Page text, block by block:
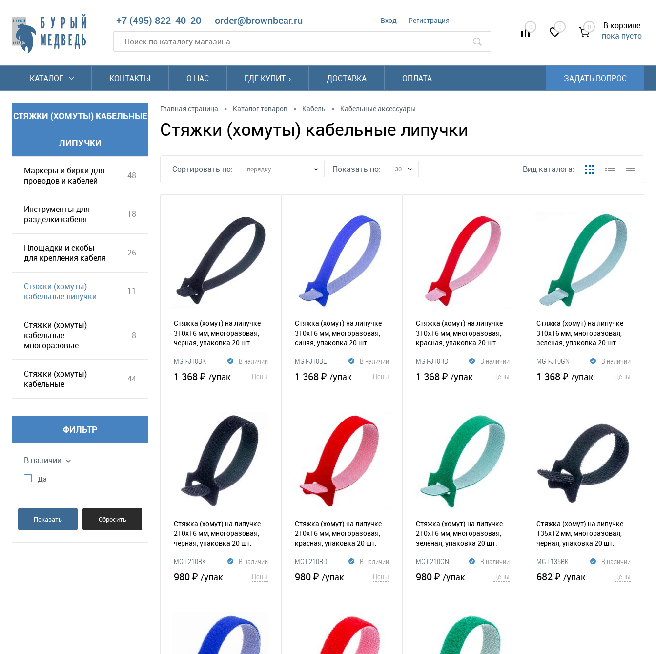
+7 (495) 822-40-20 order@brownbear.ru Вход Регистрация
0 0 0
В корзине
пока пусто
КАТАЛОГ КОНТАКТЫ О НАС ГДЕ КУПИТЬ ДОСТАВКА ОПЛАТА ЗАДАТЬ ВОПРОС
СТЯЖКИ (ХОМУТЫ) КАБЕЛЬНЫЕ
ЛИПУЧКИ
Маркеры и бирки для
проводов и кабелей
48
Инструменты для
разделки кабеля
18
Площадки и скобы
для крепления кабеля
26
Стяжки (хомуты)
кабельные липучки
11
Стяжки (хомуты)
кабельные
многоразовые
8
Стяжки (хомуты)
кабельные
44
ФИЛЬТР
В наличии
Да
Показать Сбросить
Главная страница • Каталог товаров • Кабель • Кабельные аксессуары
Стяжки (хомуты) кабельные липучки
Сортировать по: порядку Показать по: 30 Вид каталога:
Стяжка (хомут) на липучке
310х16 мм, многоразовая,
черная, упаковка 20 шт.
В наличии
MGT-310BK
1 368 ₽ /упак Цены
В избранное Сравнение
Стяжка (хомут) на липучке
310х16 мм, многоразовая,
синяя, упаковка 20 шт.
В наличии
MGT-310BE
1 368 ₽ /упак Цены
В избранное Сравнение
Стяжка (хомут) на липучке
310х16 мм, многоразовая,
красная, упаковка 20 шт.
В наличии
MGT-310RD
1 368 ₽ /упак Цены
В избранное Сравнение
Стяжка (хомут) на липучке
310х16 мм, многоразовая,
зеленая, упаковка 20 шт.
В наличии
MGT-310GN
1 368 ₽/упак Цены
В избранное Сравнение
Стяжка (хомут) на липучке
210х16 мм, многоразовая,
черная, упаковка 20 шт.
В наличии
MGT-210BK
980 ₽ /упак Цены
В избранное Сравнение
Стяжка (хомут) на липучке
210х16 мм, многоразовая,
красная, упаковка 20 шт.
В наличии
MGT-210RD
980 ₽ /упак Цены
В избранное Сравнение
Стяжка (хомут) на липучке
210х16 мм, многоразовая,
зеленая, упаковка 20 шт.
В наличии
MGT-210GN
980 ₽ /упак Цены
В избранное Сравнение
Стяжка (хомут) на липучке
135х12 мм, многоразовая,
черная, упаковка 20 шт.
В наличии
MGT-135BK
682 ₽/упак Цены